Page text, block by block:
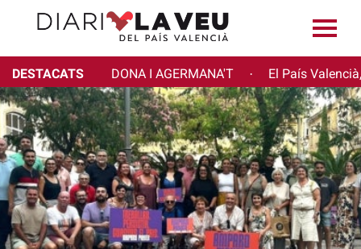
DESTACATS DONA I AGERMANA'T · El País